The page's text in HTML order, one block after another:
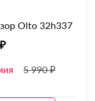
Olto 32h337
5 990 ₽